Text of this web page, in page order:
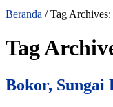
Beranda / Tag
Tag
Bokor, Sungai